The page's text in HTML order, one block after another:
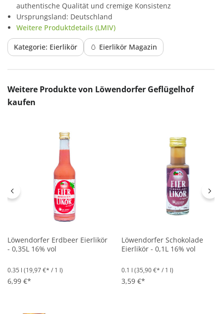
authentische Qualität und cremige Konsistenz
Ursprungsland: Deutschland
Weitere Produktdetails (LMIV)
Kategorie: Eierlikör 🥚 Eierlikör Magazin
Produktgalerie überspringen
Weitere Produkte von Löwendorfer Geflügelhof
kaufen
Löwendorfer Erdbeer Eierlikör
- 0,35L 16% vol
0.35 l (19,97 €* / 1 l)
6,99 €*
Löwendorfer Schokolade
Eierlikör - 0,1L 16% vol
0.1 l (35,90 €* / 1 l)
3,59 €*